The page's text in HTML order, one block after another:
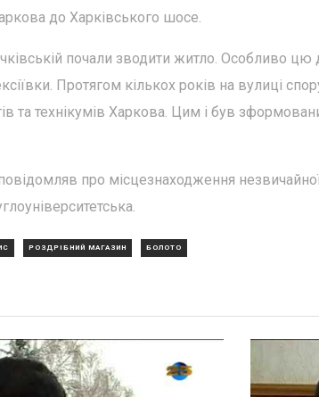
до Харківського шосе.
почали зводити житло. Особливо цю
Протягом кількох років на вулиці
та технікумів Харкова. Цим і був
про місцезнаходження
РОЗДРІБНИЙ МАГАЗИН БОЛОТО